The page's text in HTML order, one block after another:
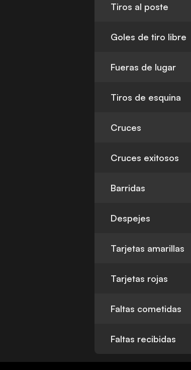
Tiros al poste
Goles de tiro libre
Fueras de lugar
Tiros de esquina
Cruces
Cruces exitosos
Barridas
Despejes
Tarjetas amarillas
Tarjetas rojas
Faltas cometidas
Faltas recibidas